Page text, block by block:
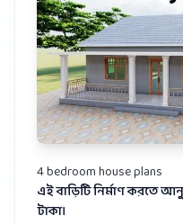
4 bedroom house plans
এই বাড়িটি নির্মাণ করতে
টাকা।